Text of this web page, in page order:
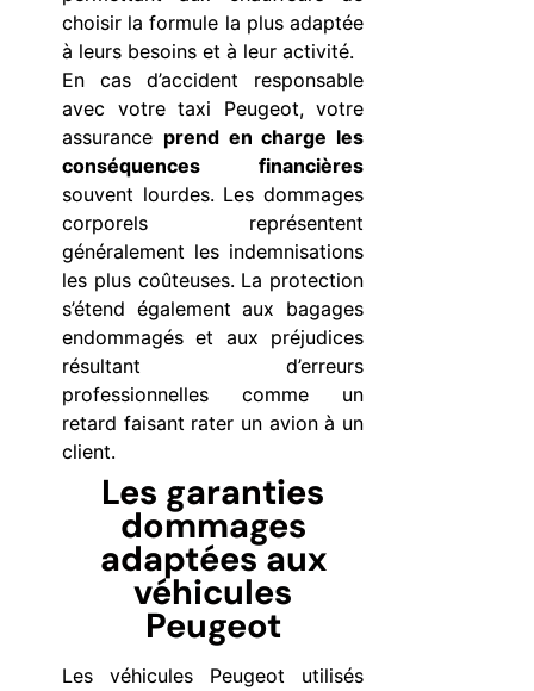
choisir la formule la plus adaptée
à leurs besoins et à leur activité.
En cas d’accident responsable
avec votre taxi Peugeot, votre
assurance prend en charge les
conséquences financières
souvent lourdes. Les dommages
corporels représentent
généralement les indemnisations
les plus coûteuses. La protection
s’étend également aux bagages
endommagés et aux préjudices
résultant d’erreurs
professionnelles comme un
retard faisant rater un avion à un
client.
Les garanties
dommages
adaptées aux
véhicules
Peugeot
Les véhicules Peugeot utilisés